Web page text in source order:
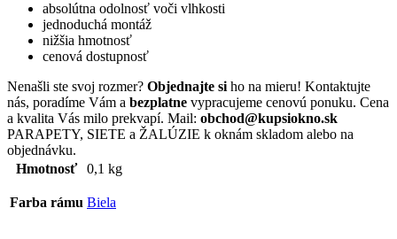
absolútna odolnosť voči vlhkosti
jednoduchá montáž
nižšia hmotnosť
cenová dostupnosť
Nenašli ste svoj rozmer? Objednajte si ho na mieru! Kontaktujte
nás, poradíme Vám a bezplatne vypracujeme cenovú ponuku. Cena
a kvalita Vás milo prekvapí. Mail: obchod@kupsiokno.sk
PARAPETY, SIETE a ŽALÚZIE k oknám skladom alebo na
objednávku.
Hmotnosť
0,1 kg
Farba rámu Biela